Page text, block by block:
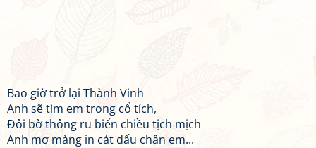
Bao giờ trở lại Thành Vinh
Anh sẽ tìm em trong cổ tích,
Đôi bờ thông ru biển chiều tịch mịch
Anh mơ màng in cát dấu chân em...